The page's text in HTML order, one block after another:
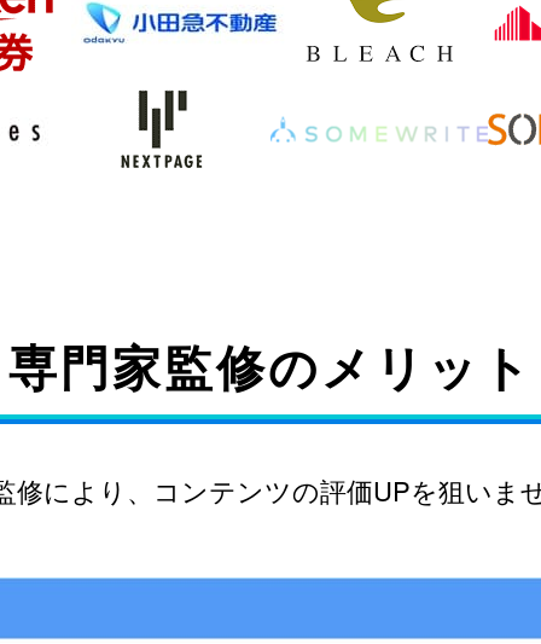
専門家監修のメリット
修により、 コンテンツの評価UPを狙いま